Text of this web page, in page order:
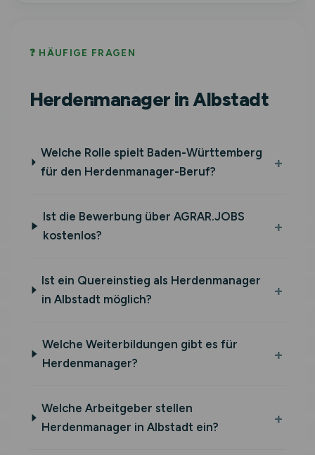
❓ HÄUFIGE FRAGEN
Herdenmanager in Albstadt
Welche Rolle spielt Baden-Württemberg
für den Herdenmanager-Beruf?
Ist die Bewerbung über AGRAR.JOBS
kostenlos?
Ist ein Quereinstieg als Herdenmanager
in Albstadt möglich?
Welche Weiterbildungen gibt es für
Herdenmanager?
Welche Arbeitgeber stellen
Herdenmanager in Albstadt ein?